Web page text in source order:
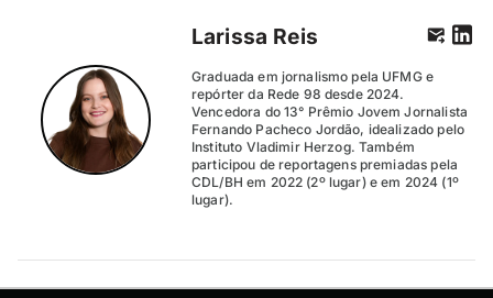
Larissa Reis
Graduada em jornalismo pela UFMG e
repórter da Rede 98 desde 2024.
Vencedora do 13° Prêmio Jovem Jornalista
Fernando Pacheco Jordão, idealizado pelo
Instituto Vladimir Herzog. Também
participou de reportagens premiadas pela
CDL/BH em 2022 (2º lugar) e em 2024 (1º
lugar).